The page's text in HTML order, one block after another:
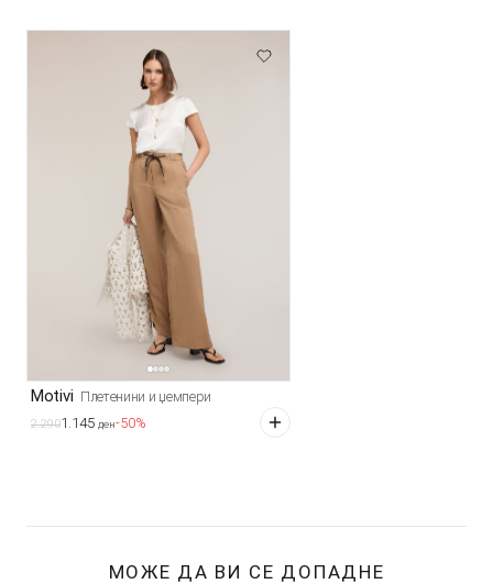
Motivi Плетенини и џемпери
2.2901.145 ден-50%
МОЖЕ ДА ВИ СЕ ДОПАДНЕ